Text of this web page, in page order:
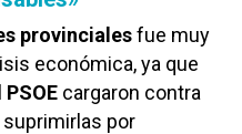
provincialesfue muy
económica, ya que
PSOE cargaron contra
suprimirlas por